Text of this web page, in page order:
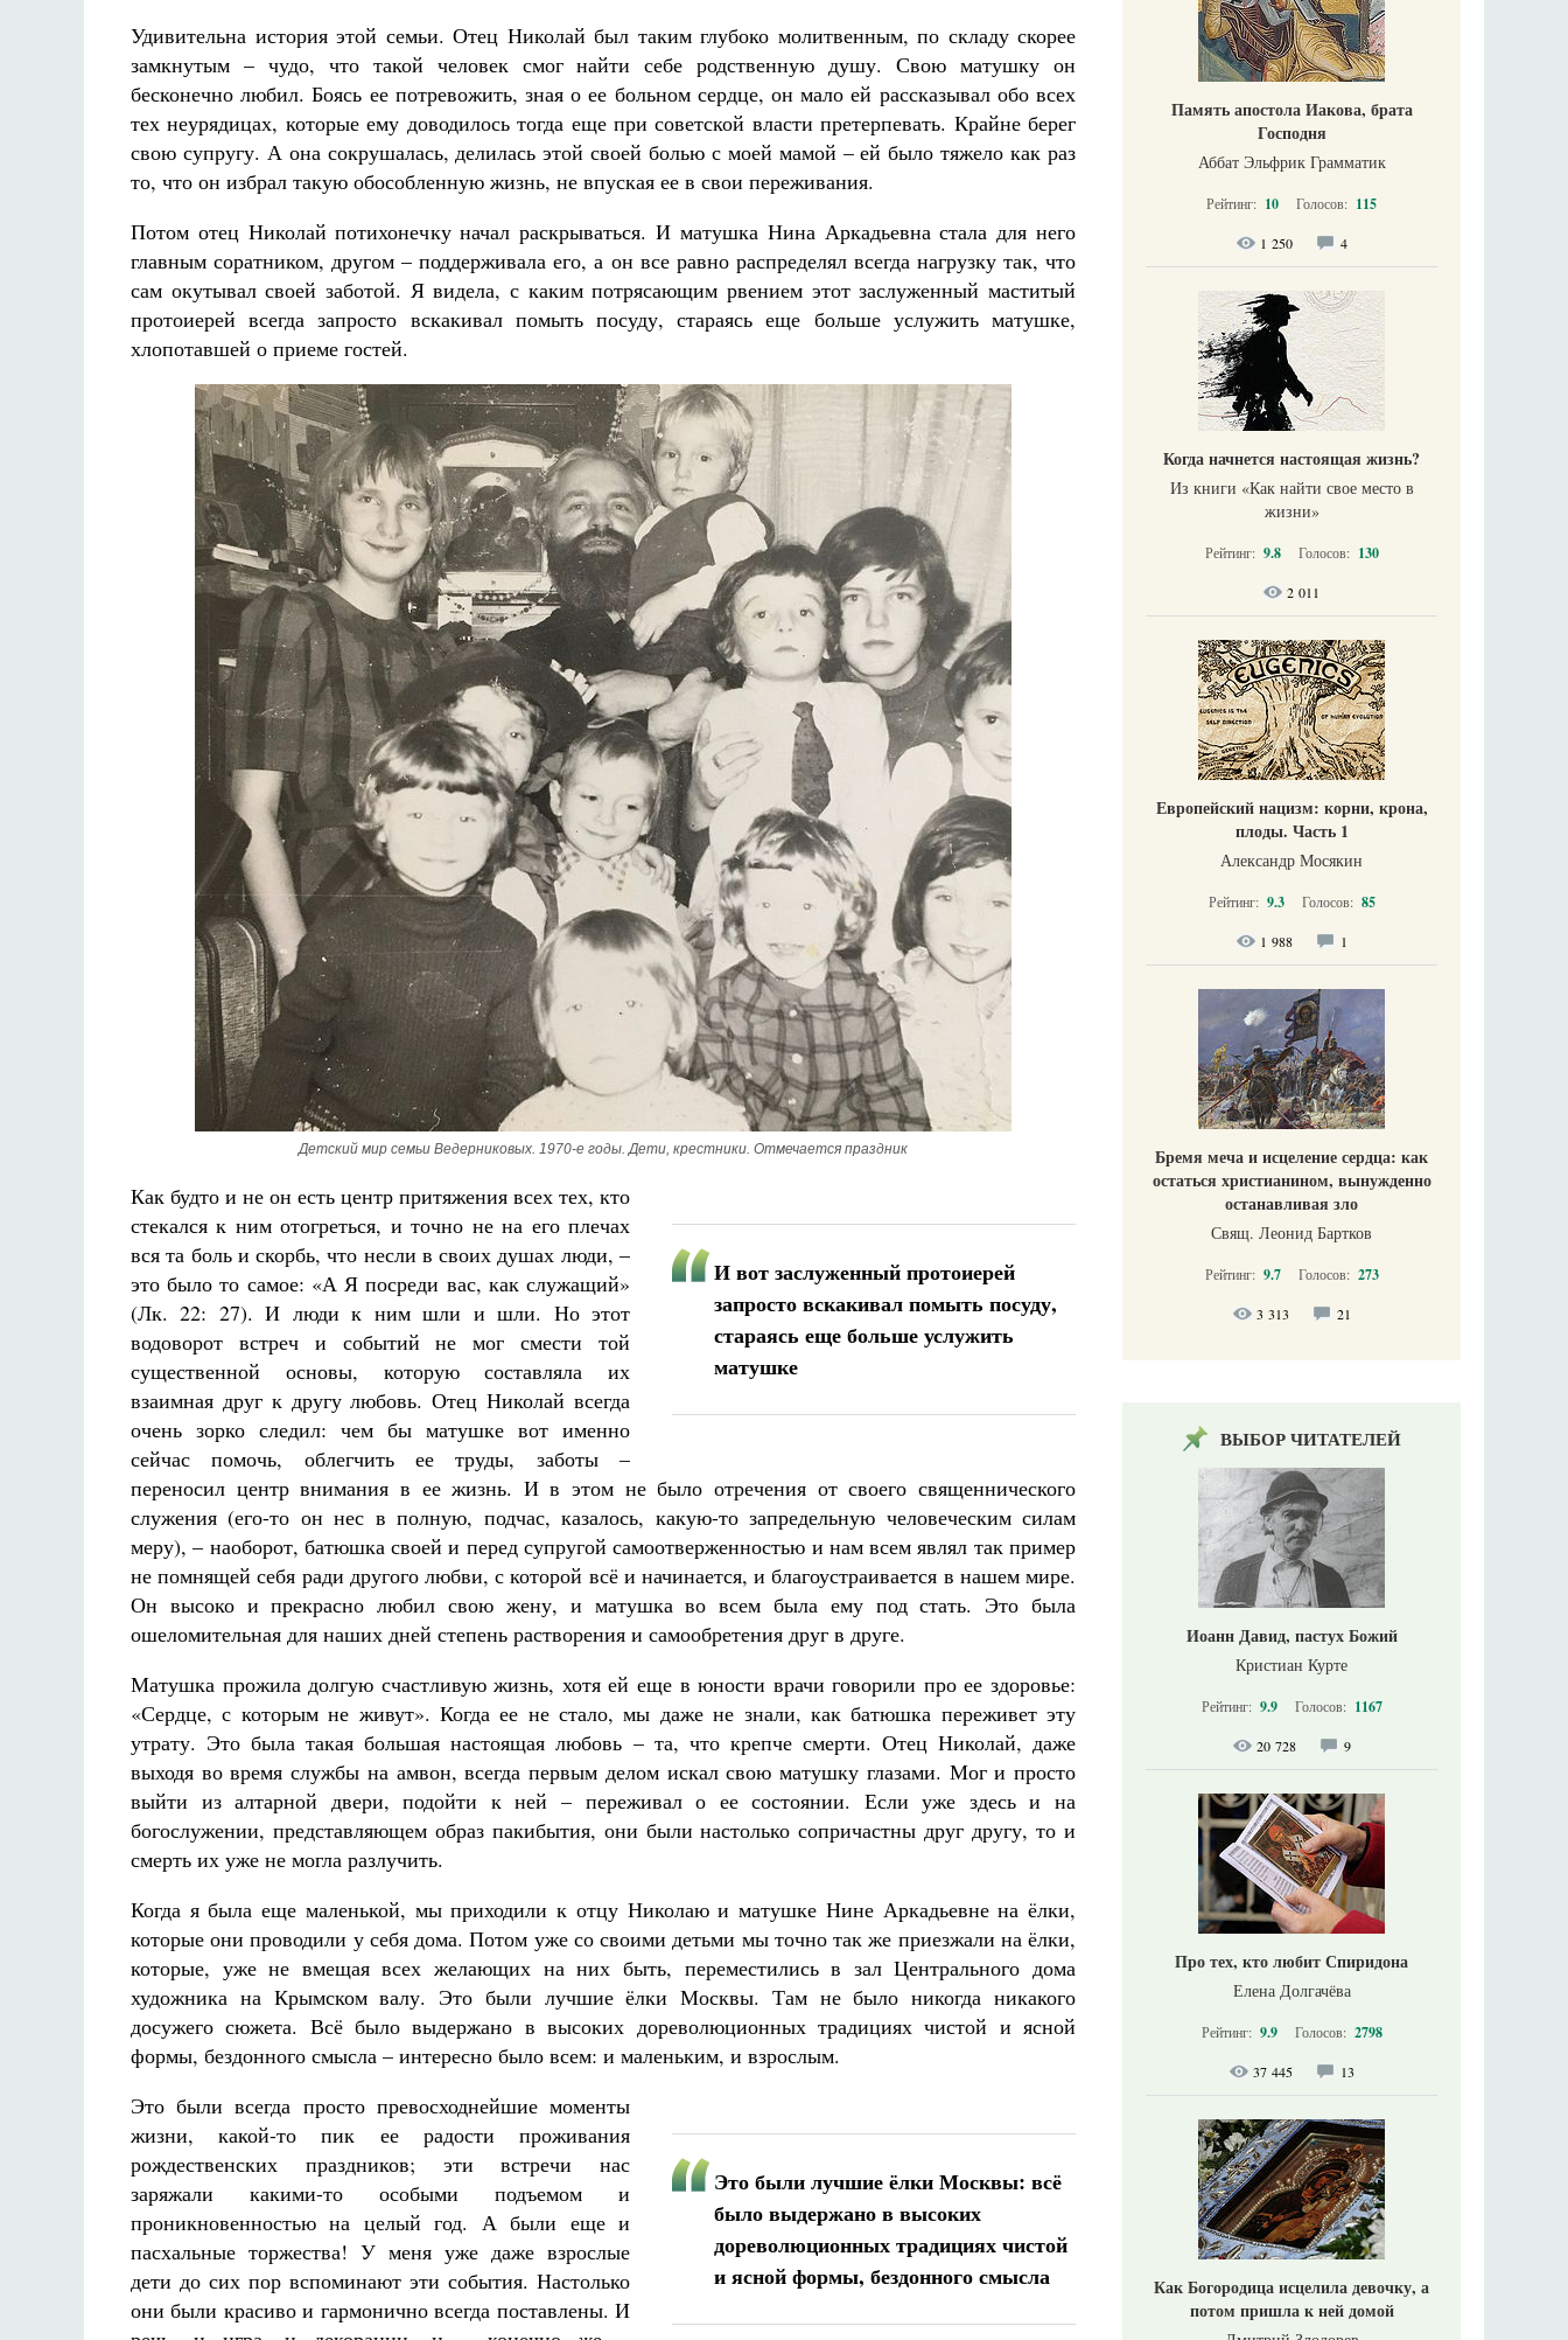
Удивительна история этой семьи. Отец Николай был таким глубоко молитвенным, по складу скорее
замкнутым – чудо, что такой человек смог найти себе родственную душу. Свою матушку он
бесконечно любил. Боясь ее потревожить, зная о ее больном сердце, он мало ей рассказывал обо всех
тех неурядицах, которые ему доводилось тогда еще при советской власти претерпевать. Крайне берег
свою супругу. А она сокрушалась, делилась этой своей болью с моей мамой – ей было тяжело как раз
то, что он избрал такую обособленную жизнь, не впуская ее в свои переживания.
Потом отец Николай потихонечку начал раскрываться. И матушка Нина Аркадьевна стала для него
главным соратником, другом – поддерживала его, а он все равно распределял всегда нагрузку так, что
сам окутывал своей заботой. Я видела, с каким потрясающим рвением этот заслуженный маститый
протоиерей всегда запросто вскакивал помыть посуду, стараясь еще больше услужить матушке,
хлопотавшей о приеме гостей.
Детский мир семьи Ведерниковых. 1970-е годы. Дети, крестники. Отмечается праздник
И вот заслуженный протоиерей
запросто вскакивал помыть посуду,
стараясь еще больше услужить
матушке
Как будто и не он есть центр притяжения всех тех, кто
стекался к ним отогреться, и точно не на его плечах
вся та боль и скорбь, что несли в своих душах люди, –
это было то самое: «А Я посреди вас, как служащий»
(Лк. 22: 27). И люди к ним шли и шли. Но этот
водоворот встреч и событий не мог смести той
существенной основы, которую составляла их
взаимная друг к другу любовь. Отец Николай всегда
очень зорко следил: чем бы матушке вот именно
сейчас помочь, облегчить ее труды, заботы –
переносил центр внимания в ее жизнь. И в этом не было отречения от своего священнического
служения (его-то он нес в полную, подчас, казалось, какую-то запредельную человеческим силам
меру), – наоборот, батюшка своей и перед супругой самоотверженностью и нам всем являл так пример
не помнящей себя ради другого любви, с которой всё и начинается, и благоустраивается в нашем мире.
Он высоко и прекрасно любил свою жену, и матушка во всем была ему под стать. Это была
ошеломительная для наших дней степень растворения и самообретения друг в друге.
Матушка прожила долгую счастливую жизнь, хотя ей еще в юности врачи говорили про ее здоровье:
«Сердце, с которым не живут». Когда ее не стало, мы даже не знали, как батюшка переживет эту
утрату. Это была такая большая настоящая любовь – та, что крепче смерти. Отец Николай, даже
выходя во время службы на амвон, всегда первым делом искал свою матушку глазами. Мог и просто
выйти из алтарной двери, подойти к ней – переживал о ее состоянии. Если уже здесь и на
богослужении, представляющем образ пакибытия, они были настолько сопричастны друг другу, то и
смерть их уже не могла разлучить.
Когда я была еще маленькой, мы приходили к отцу Николаю и матушке Нине Аркадьевне на ёлки,
которые они проводили у себя дома. Потом уже со своими детьми мы точно так же приезжали на ёлки,
которые, уже не вмещая всех желающих на них быть, переместились в зал Центрального дома
художника на Крымском валу. Это были лучшие ёлки Москвы. Там не было никогда никакого
досужего сюжета. Всё было выдержано в высоких дореволюционных традициях чистой и ясной
формы, бездонного смысла – интересно было всем: и маленьким, и взрослым.
Это были лучшие ёлки Москвы: всё
было выдержано в высоких
дореволюционных традициях чистой
и ясной формы, бездонного смысла
Это были всегда просто превосходнейшие моменты
жизни, какой-то пик ее радости проживания
рождественских праздников; эти встречи нас
заряжали какими-то особыми подъемом и
проникновенностью на целый год. А были еще и
пасхальные торжества! У меня уже даже взрослые
дети до сих пор вспоминают эти события. Настолько
они были красиво и гармонично всегда поставлены. И
Память апостола Иакова, брата
Господня
Аббат Эльфрик Грамматик
Рейтинг: 10 Голосов: 115
1 250 4
Когда начнется настоящая жизнь?
Из книги «Как найти свое место в
жизни​»
Рейтинг: 9.8 Голосов: 130
2 011
Европейский нацизм: корни, крона,
плоды. Часть 1
Александр Мосякин
Рейтинг: 9.3 Голосов: 85
1 988 1
Бремя меча и исцеление сердца: как
остаться христианином, вынужденно
останавливая зло
Свящ. Леонид Бартков
Рейтинг: 9.7 Голосов: 273
3 313 21
ВЫБОР ЧИТАТЕЛЕЙ
Иоанн Давид, пастух Божий
Кристиан Курте
Рейтинг: 9.9 Голосов: 1167
20 728 9
Про тех, кто любит Спиридона
Елена Долгачёва
Рейтинг: 9.9 Голосов: 2798
37 445 13
Как Богородица исцелила девочку, а
потом пришла к ней домой